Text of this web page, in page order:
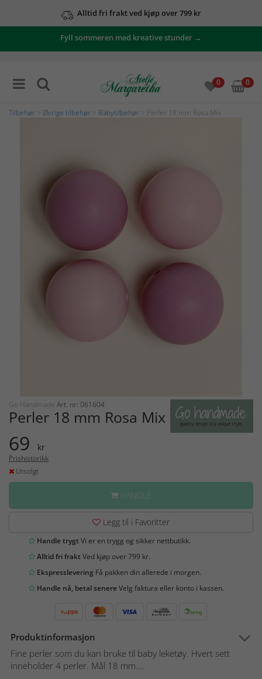
Alltid fri frakt ved kjøp over 799 kr
Fyll sommeren med kreative stunder →
0 0
Tilbehør Øvrige tilbehør Babytilbehør > Perler 18 mm Rosa Mix
Go Handmade Art. nr: 061604
Perler 18 mm Rosa Mix
69 kr
Prishistorikk
Utsolgt
HANDLE
Legg til i Favoritter
Handle trygtVi er en trygg og sikker nettbutikk.
Alltid fri fraktVed kjøp over 799 kr.
Ekspresslevering Få pakken din allerede i morgen.
Handle nå, betal senereVelg faktura eller konto i kassen.
Produktinformasjon
Fine perler som du kan bruke til baby leketøy. Hvert sett
inneholder 4 perler. Mål 18 mm....